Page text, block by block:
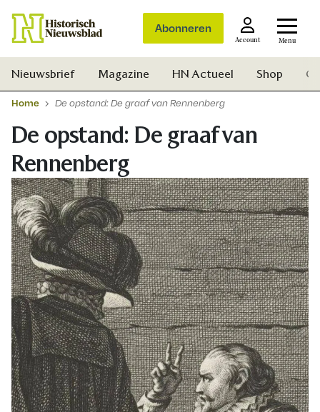
Abonneren
Account Menu
Zoek
Nieuwsbrief Magazine HN Actueel Shop
Home De opstand: De graaf van Rennenberg
De opstand: De graaf van
Rennenberg